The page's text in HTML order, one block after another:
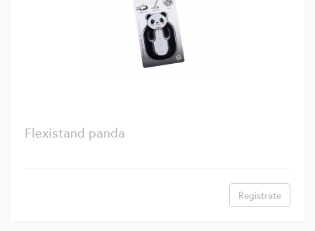
Flexistand panda
Regístrate